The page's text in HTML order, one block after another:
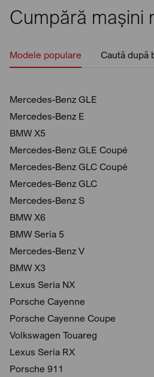
Cumpără mașini
Modele populare Caută după
Mercedes-Benz GLE
Mercedes-Benz E
BMW X5
Mercedes-Benz GLE Coupé
Mercedes-Benz GLC Coupé
Mercedes-Benz GLC
Mercedes-Benz S
BMW X6
BMW Seria 5
Mercedes-Benz V
BMW X3
Lexus Seria NX
Porsche Cayenne
Porsche Cayenne Coupe
Volkswagen Touareg
Lexus Seria RX
Porsche 911